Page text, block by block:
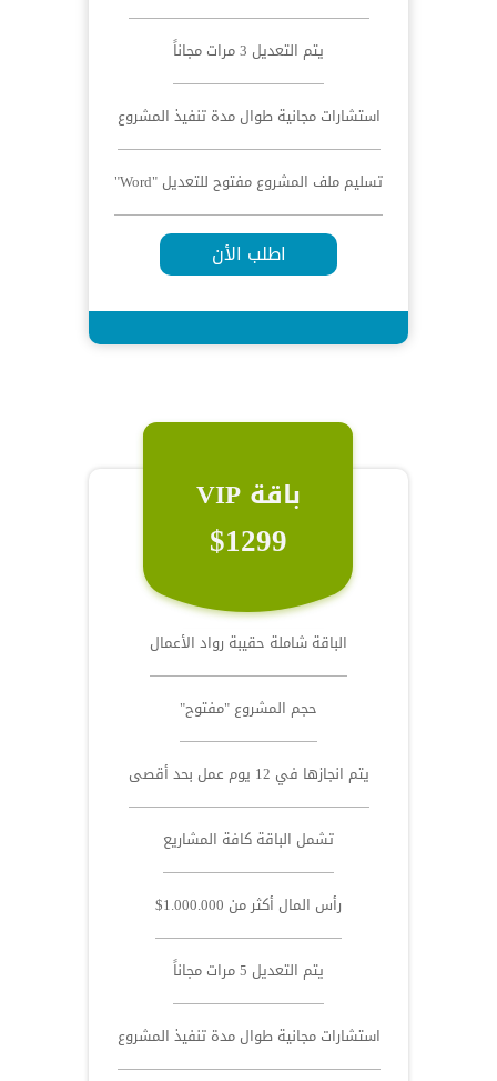
يتم التعديل 3 مرات مجاناً
استشارات مجانية طوال مدة تنفيذ المشروع
تسليم ملف المشروع مفتوح للتعديل "Word"
اطلب الأن
باقة VIP
$1299
الباقة شاملة حقيبة رواد الأعمال
حجم المشروع "مفتوح"
يتم انجازها في 12 يوم عمل بحد أقصى
تشمل الباقة كافة المشاريع
رأس المال أكثر من 1.000.000$
يتم التعديل 5 مرات مجاناً
استشارات مجانية طوال مدة تنفيذ المشروع